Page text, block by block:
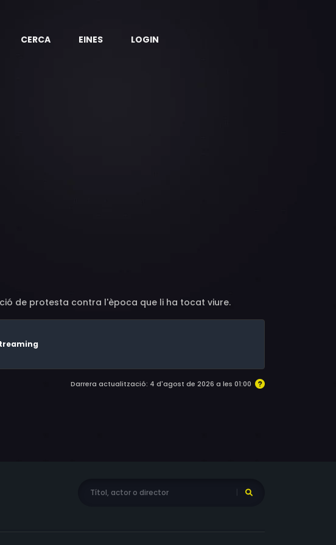
CERCA EINES LOGIN
de protesta contra l'època que li ha tocat viure.
Darrera actualització: 4 d'agost de 2026 a les 01:00